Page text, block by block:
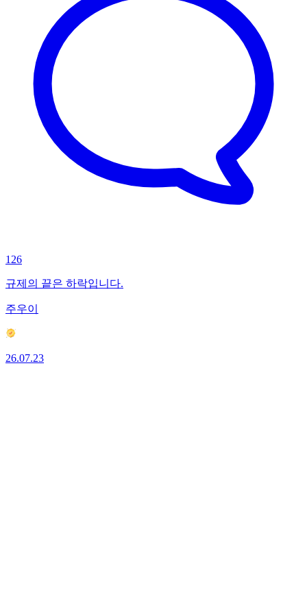
126
규제의 끝은 하락입니다.
주우이
26.07.23